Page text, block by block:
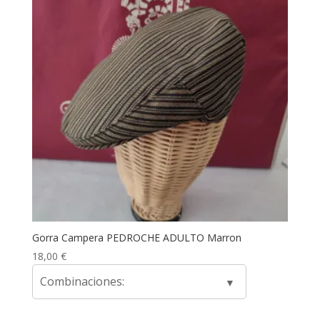
Gorra Campera PEDROCHE ADULTO Marron
18,00 €
Combinaciones: